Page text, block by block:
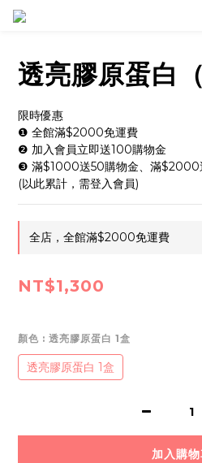
透亮膠原蛋白
限時優惠
❶ 全館滿$2000免運費
❷ 加入會員立即送100購物金
❸ 滿$1000送50購物金、滿$2000
(以此累計，需登入會員)
全店，全館滿$2000免運費
NT$1,300
顏色 : 透亮膠原蛋白 1盒
透亮膠原蛋白 1盒
加入購